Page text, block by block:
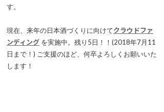
す。
現在、来年の日本酒づくりに向けてクラウドファ
ンディング を実施中。残り5日！！(2018年7月11
日まで！) ご支援のほど、何卒よろしくお願いいた
します！